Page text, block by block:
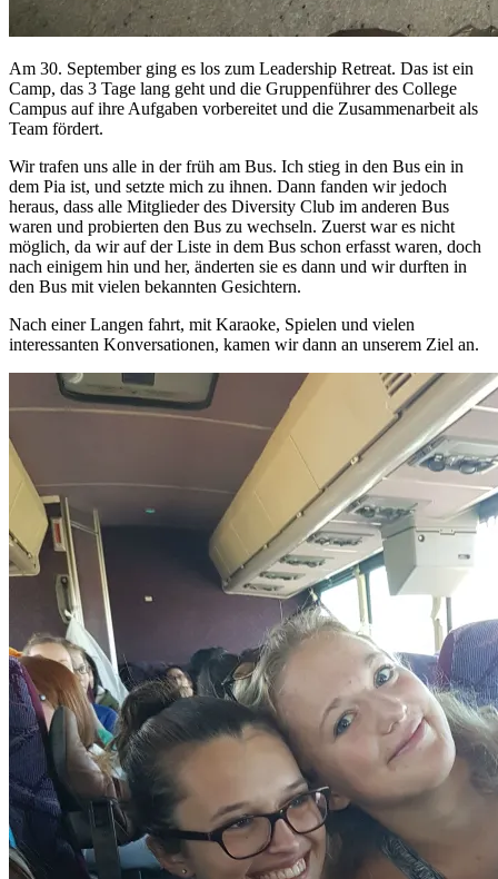
Am 30. September ging es los zum Leadership Retreat. Das ist ein
Camp, das 3 Tage lang geht und die Gruppenführer des College
Campus auf ihre Aufgaben vorbereitet und die Zusammenarbeit als
Team fördert.
Wir trafen uns alle in der früh am Bus. Ich stieg in den Bus ein in
dem Pia ist, und setzte mich zu ihnen. Dann fanden wir jedoch
heraus, dass alle Mitglieder des Diversity Club im anderen Bus
waren und probierten den Bus zu wechseln. Zuerst war es nicht
möglich, da wir auf der Liste in dem Bus schon erfasst waren, doch
nach einigem hin und her, änderten sie es dann und wir durften in
den Bus mit vielen bekannten Gesichtern.
Nach einer Langen fahrt, mit Karaoke, Spielen und vielen
interessanten Konversationen, kamen wir dann an unserem Ziel an.